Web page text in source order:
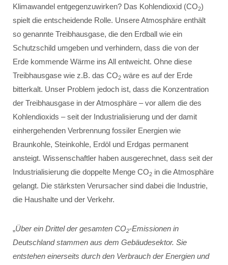
Klimawandel entgegenzuwirken? Das Kohlendioxid (CO2)
spielt die entscheidende Rolle. Unsere Atmosphäre enthält
so genannte Treibhausgase, die den Erdball wie ein
Schutzschild umgeben und verhindern, dass die von der
Erde kommende Wärme ins All entweicht. Ohne diese
Treibhausgase wie z.B. das CO2 wäre es auf der Erde
bitterkalt. Unser Problem jedoch ist, dass die Konzentration
der Treibhausgase in der Atmosphäre – vor allem die des
Kohlendioxids – seit der Industrialisierung und der damit
einhergehenden Verbrennung fossiler Energien wie
Braunkohle, Steinkohle, Erdöl und Erdgas permanent
ansteigt. Wissenschaftler haben ausgerechnet, dass seit der
Industrialisierung die doppelte Menge CO2 in die Atmosphäre
gelangt. Die stärksten Verursacher sind dabei die Industrie,
die Haushalte und der Verkehr.
„Über ein Drittel der gesamten CO2-Emissionen in
Deutschland stammen aus dem Gebäudesektor. Sie
entstehen einerseits durch den Verbrauch der Energien und